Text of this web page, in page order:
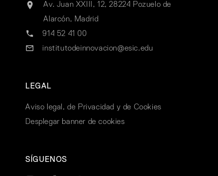
Av. Juan XXIII, 12, 28224 Pozuelo de
Alarcón, Madrid
914 52 41 00
institutodeinnovacion@esic.edu
LEGAL
Aviso legal, de Privacidad y de Cookies
Desplegar banner de cookies
SÍGUENOS